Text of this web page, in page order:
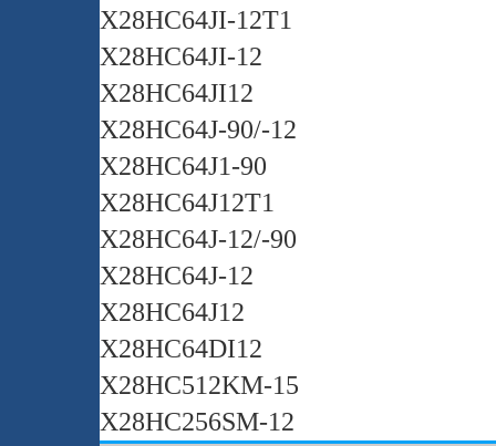
X28HC64JI-12T1
X28HC64JI-12
X28HC64JI12
X28HC64J-90/-12
X28HC64J1-90
X28HC64J12T1
X28HC64J-12/-90
X28HC64J-12
X28HC64J12
X28HC64DI12
X28HC512KM-15
X28HC256SM-12